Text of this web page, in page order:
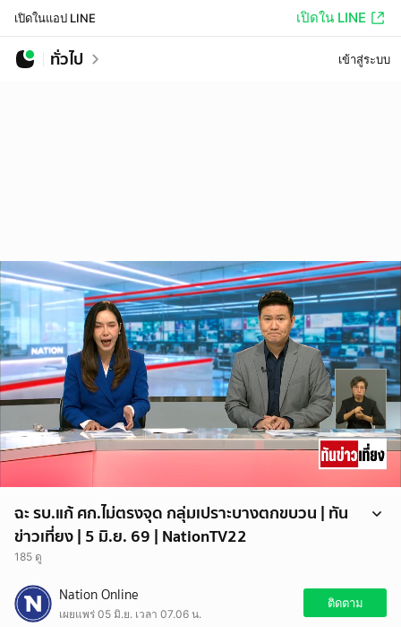
เปิดในแอป LINE เปิดใน LINE
ทั่วไป เข้าสู่ระบบ
ฉะ รบ.แก้ ศก.ไม่ตรงจุด กลุ่มเปราะบางตกขบวน | ทัน
ข่าวเที่ยง | 5 มิ.ย. 69 | NationTV22
185 ดู
อภิสิทธิ์ เวชชาชีวะ ฉะ! รัฐบาลใช้เงินกู้แก้ ศก.ไม่ตรงจุด อัด! คลังตัดสิทธิ์
บัตรคนจนทำลูกอกตัญญู ด้าน "มัลลิกา" หาเสียงบางกะปิ โวยแทนคนกรุงฯ
รัฐบาลตัดบัตรคนจน ลงโทษคนกตัญญูด้าน"ปลัดคลัง" รับทราบปัญหา เปิด
Nation Online
เผยแพร่ 05 มิ.ย. เวลา 07.06 น.
ติดตาม